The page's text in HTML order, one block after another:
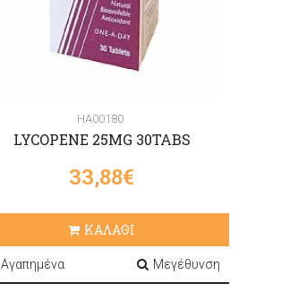
HA00180
LYCOPENE 25MG 30TABS
33,88€
ΚΑΛΑΘΙ
Αγαπημένα Μεγέθυνση